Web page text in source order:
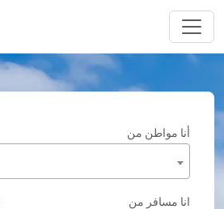
أنا مواطن من
انا مسافر من